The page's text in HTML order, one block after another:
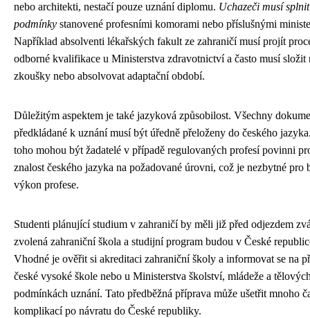
nebo architekti, nestačí pouze uznání diplomu. Uchazeči musí
podmínky stanovené profesními komorami nebo příslušnými
Například absolventi lékařských fakult ze zahraničí musí projít
odborné kvalifikace u Ministerstva zdravotnictví a často musí složit
zkoušky nebo absolvovat adaptační období.
Důležitým aspektem je také jazyková způsobilost. Všechny
předkládané k uznání musí být úředně přeloženy do českého
toho mohou být žadatelé v případě regulovaných profesí povinni
znalost českého jazyka na požadované úrovni, což je nezbytné pro
výkon profese.
Studenti plánující studium v zahraničí by měli již před odjezdem
zvolená zahraniční škola a studijní program budou v České
Vhodné je ověřit si akreditaci zahraniční školy a informovat se na
české vysoké škole nebo u Ministerstva školství, mládeže a
podmínkách uznání. Tato předběžná příprava může ušetřit mnoho
komplikací po návratu do České republiky.